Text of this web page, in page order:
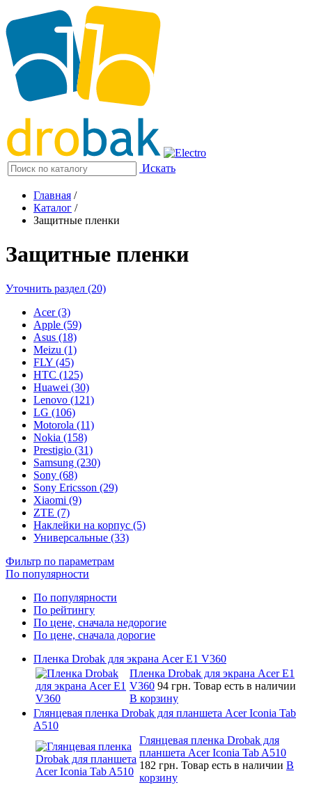
Искать
Главная /
Каталог /
Защитные пленки
Защитные пленки
Уточнить раздел (20)
Acer (3)
Apple (59)
Asus (18)
Meizu (1)
FLY (45)
HTC (125)
Huawei (30)
Lenovo (121)
LG (106)
Motorola (11)
Nokia (158)
Prestigio (31)
Samsung (230)
Sony (68)
Sony Ericsson (29)
Xiaomi (9)
ZTE (7)
Наклейки на корпус (5)
Универсальные (33)
Фильтр по параметрам
По популярности
По популярности
По рейтингу
По цене, сначала недорогие
По цене, сначала дорогие
Пленка Drobak для экрана Acer E1 V360
Пленка Drobak для экрана Acer E1
V360 94 грн. Товар есть в наличии
В корзину
Глянцевая пленка Drobak для планшета Acer Iconia Tab
A510
Глянцевая пленка Drobak для
планшета Acer Iconia Tab A510
182 грн. Товар есть в наличии В
корзину